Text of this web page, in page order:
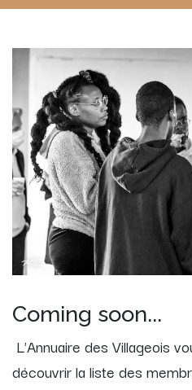
Coming soon...
L'Annuaire des Villageois
découvrir la liste des